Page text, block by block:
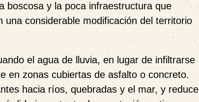
boscosa y la poca infraestructura que
considerable modificación del territorio
el agua de lluvia, en lugar de infiltrarse
en zonas cubiertas de asfalto o concreto.
hacia ríos, quebradas y el mar, y reduce